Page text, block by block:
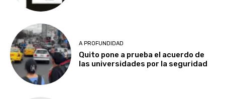
A PROFUNDIDAD
Quito pone a prueba el acuerdo de
las universidades por la seguridad